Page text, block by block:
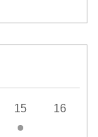
15 16